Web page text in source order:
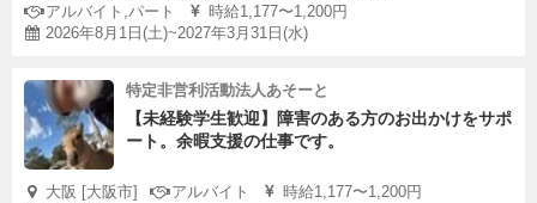
アルバイト,パート
時給1,177〜1,200円
2026年8月1日(土)~2027年3月31日(水)
特定非営利活動法人あそーと
【未経験学生歓迎】障害のある方のお出かけをサポ
ート。余暇支援の仕事です。
大阪 [大阪市] アルバイト
時給1,177〜1,200円